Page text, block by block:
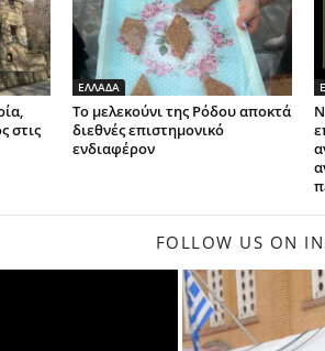
στις
ΕΛΛΑΔΑ
Το μελεκούνι της Ρόδου αποκτά
διεθνές επιστημονικό
ενδιαφέρον
FOLLOW US ON